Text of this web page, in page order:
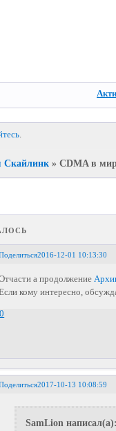
.
Скайлинк »CDMA в
2016-12-01 10:13:30
а продолжение
кому интересно,
0
2017-10-13 10:08:59
SamLion